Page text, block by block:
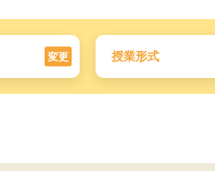
変更 授業形式